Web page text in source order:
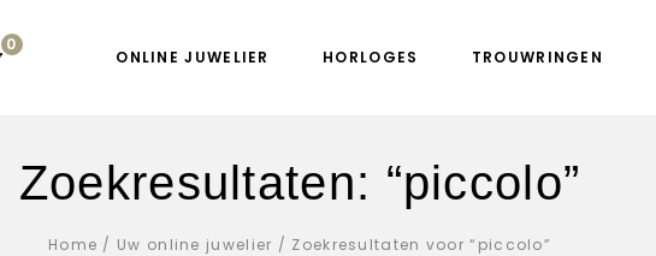
0
ONLINE JUWELIER HORLOGES TROUWRINGEN
Zoekresultaten: “piccolo”
Home / Uw online juwelier / Zoekresultaten voor “piccolo”